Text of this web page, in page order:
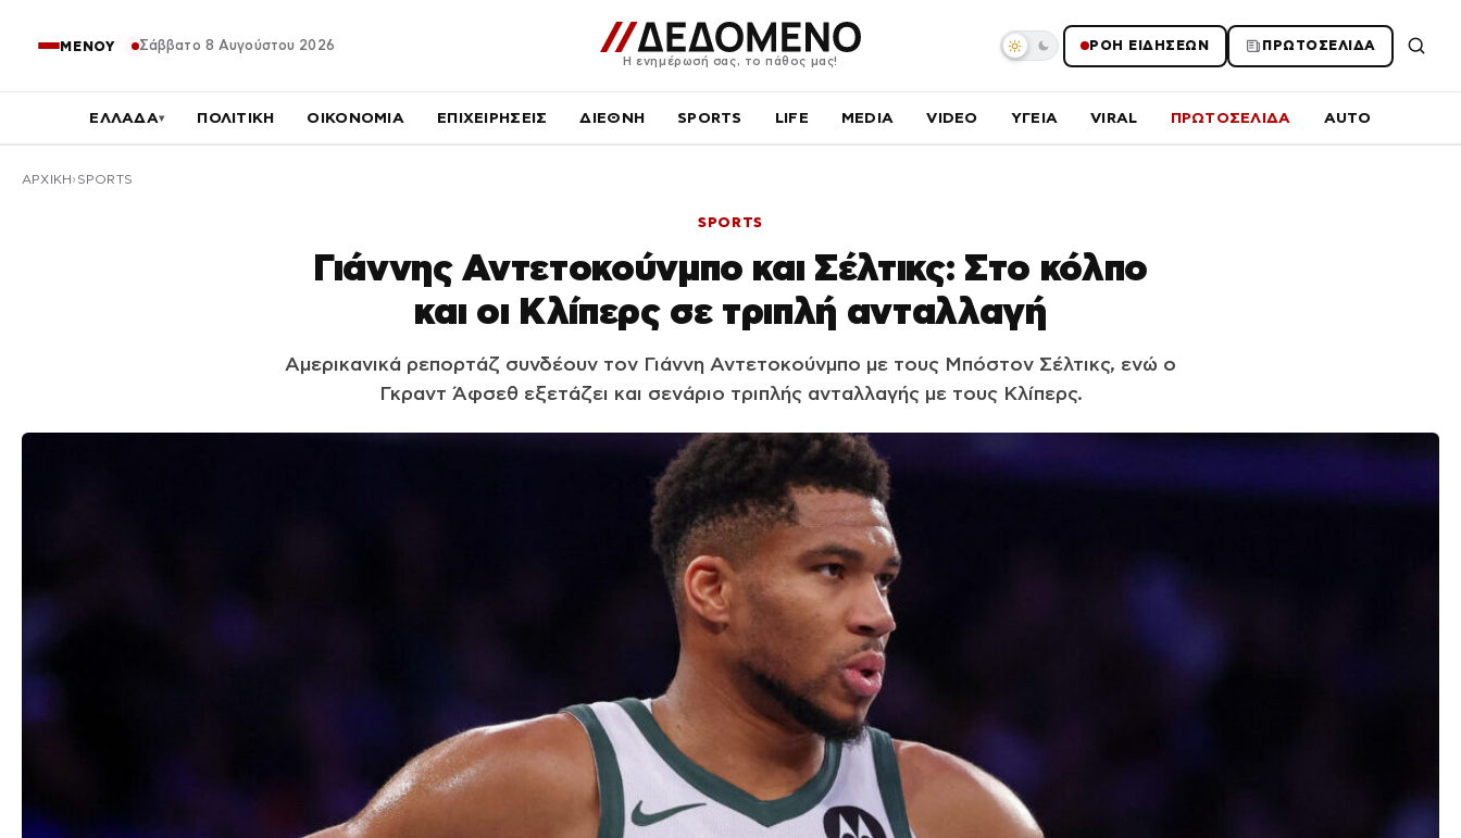
ΜΕΝΟΥ Σάββατο 8 Αυγούστου 2026
Η ενημέρωσή σας, το πάθος μας!
ΡΟΗ ΕΙΔΗΣΕΩΝ ΠΡΩΤΟΣΕΛΙΔΑ
ΕΛΛΑΔΑ▾ ΠΟΛΙΤΙΚΗ ΟΙΚΟΝΟΜΙΑ ΕΠΙΧΕΙΡΗΣΕΙΣ ΔΙΕΘΝΗ SPORTS LIFE MEDIA VIDEO ΥΓΕΙΑ VIRAL ΠΡΩΤΟΣΕΛΙΔΑ AUTO
ΑΡΧΙΚΉ SPORTS
SPORTS
Γιάννης Αντετοκούνμπο και Σέλτικς: Στο κόλπο
και οι Κλίπερς σε τριπλή ανταλλαγή
Αμερικανικά ρεπορτάζ συνδέουν τον Γιάννη Αντετοκούνμπο με τους Μπόστον Σέλτικς, ενώ ο
Γκραντ Άφσεθ εξετάζει και σενάριο τριπλής ανταλλαγής με τους Κλίπερς.